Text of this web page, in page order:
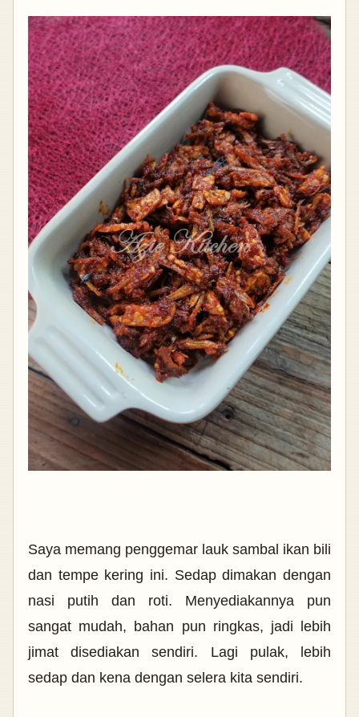
Saya memang penggemar lauk sambal ikan bili
dan tempe kering ini. Sedap dimakan dengan
nasi putih dan roti. Menyediakannya pun
sangat mudah, bahan pun ringkas, jadi lebih
jimat disediakan sendiri. Lagi pulak, lebih
sedap dan kena dengan selera kita sendiri.